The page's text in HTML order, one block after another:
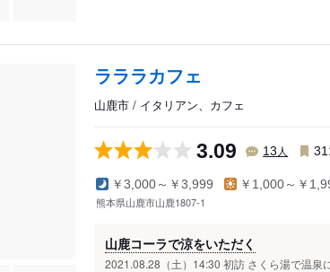
ラララカフェ
山鹿市 / イタリアン、カフェ
3.09 13 人
￥3,000～￥3,999 ￥1,000～￥
熊本県山鹿市山鹿1807-1
山鹿コーラで涼をいただく
2021.08.28（土）14:30 初訪 さくら湯で温泉